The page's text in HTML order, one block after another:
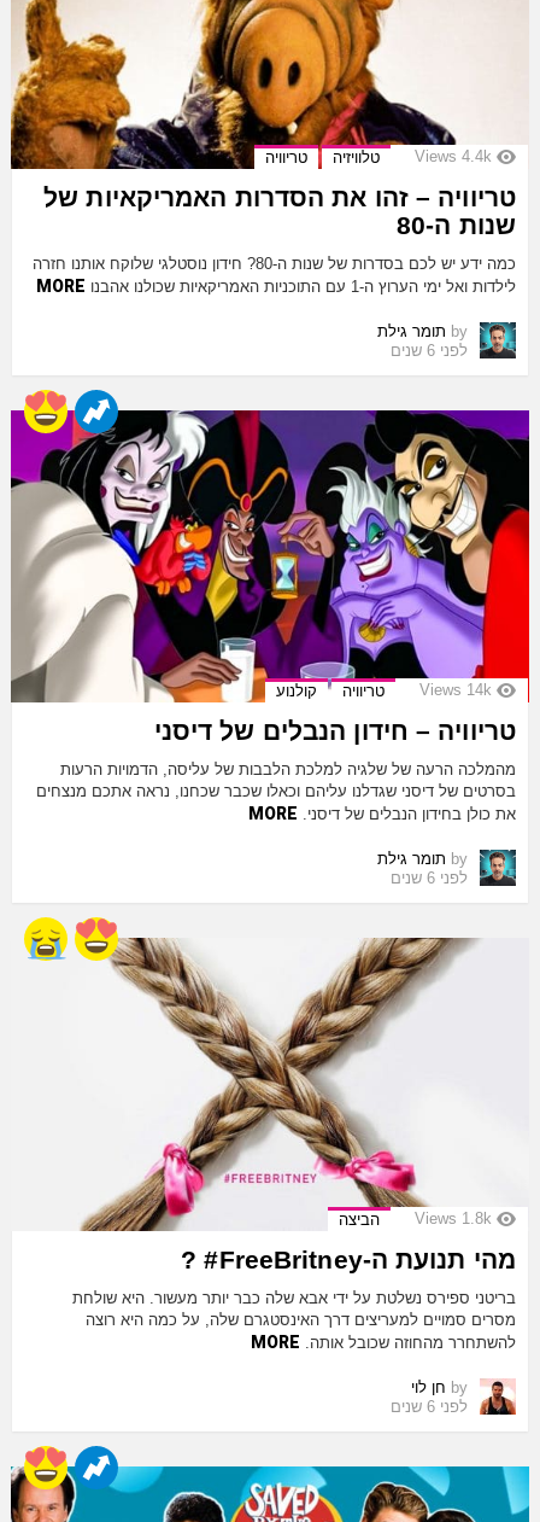
4.4k
Views טלוויזיה טריוויה
טריוויה – זהו את הסדרות האמריקאיות של
שנות ה-80
כמה ידע יש לכם בסדרות של שנות ה-80? חידון נוסטלגי שלוקח אותנו חזרה
לילדות ואל ימי הערוץ ה-1 עם התוכניות האמריקאיות שכולנו אהבנו
MORE
by תומר גילת
לפני 6 שנים
14k
Views טריוויה קולנוע
טריוויה – חידון הנבלים של דיסני
מהמלכה הרעה של שלגיה למלכת הלבבות של עליסה, הדמויות הרעות
בסרטים של דיסני שגדלנו עליהם וכאלו שכבר שכחנו, נראה אתכם מנצחים
את כולן בחידון הנבלים של דיסני. MORE
by תומר גילת
לפני 6 שנים
1.8k
Views הביצה
מהי תנועת ה-FreeBritney# ?
בריטני ספירס נשלטת על ידי אבא שלה כבר יותר מעשור. היא שולחת
מסרים סמויים למעריצים דרך האינסטגרם שלה, על כמה היא רוצה
להשתחרר מהחוזה שכובל אותה. MORE
by חן לוי
לפני 6 שנים